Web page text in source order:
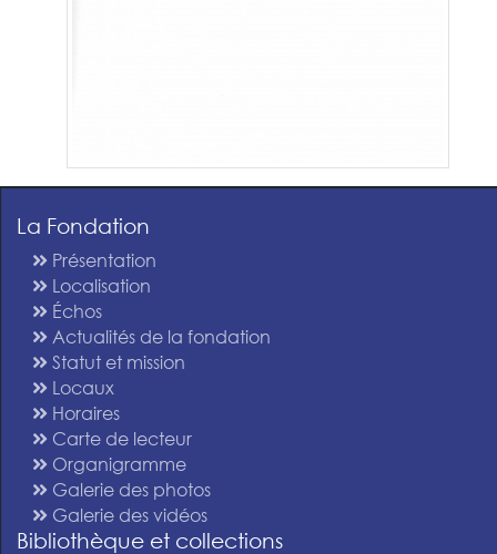
La Fondation
Présentation
Localisation
Échos
Actualités de la fondation
Statut et mission
Locaux
Horaires
Carte de lecteur
Organigramme
Galerie des photos
Galerie des vidéos
Bibliothèque et collections